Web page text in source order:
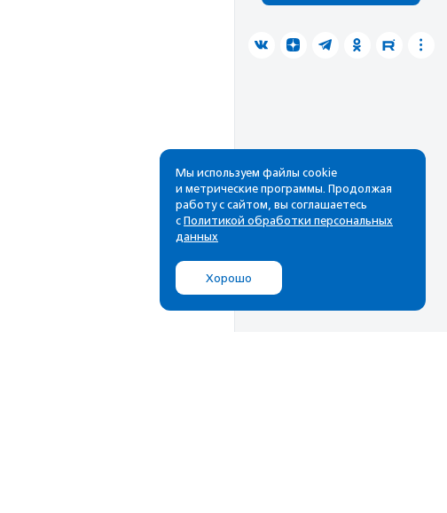
Мы используем файлы cookie
и метрические программы. Продолжая
работу с сайтом, вы соглашаетесь
с Политикой обработки персональных
данных
Хорошо